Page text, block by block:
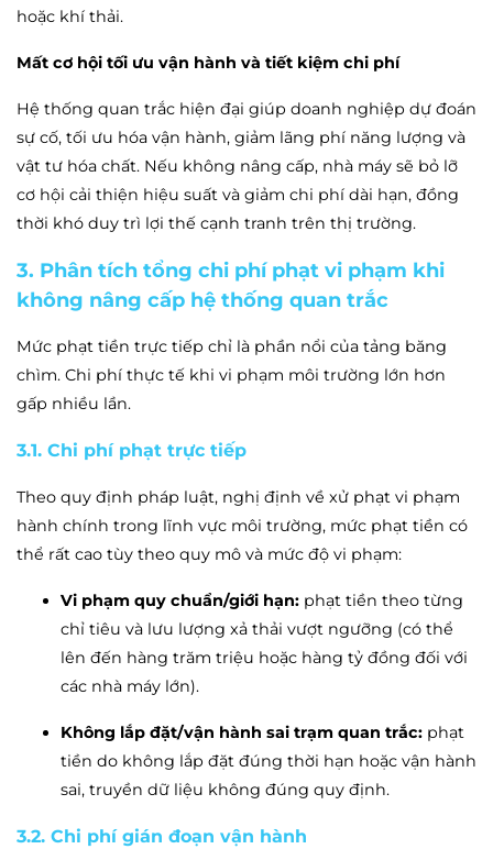
hoặc khí thải.
Mất cơ hội tối ưu vận hành và tiết kiệm chi phí
Hệ thống quan trắc hiện đại giúp doanh nghiệp dự đoán
sự cố, tối ưu hóa vận hành, giảm lãng phí năng lượng và
vật tư hóa chất. Nếu không nâng cấp, nhà máy sẽ bỏ lỡ
cơ hội cải thiện hiệu suất và giảm chi phí dài hạn, đồng
thời khó duy trì lợi thế cạnh tranh trên thị trường.
3. Phân tích tổng chi phí phạt vi phạm khi
không nâng cấp hệ thống quan trắc
Mức phạt tiền trực tiếp chỉ là phần nổi của tảng băng
chìm. Chi phí thực tế khi vi phạm môi trường lớn hơn
gấp nhiều lần.
3.1. Chi phí phạt trực tiếp
Theo quy định pháp luật, nghị định về xử phạt vi phạm
hành chính trong lĩnh vực môi trường, mức phạt tiền có
thể rất cao tùy theo quy mô và mức độ vi phạm:
Vi phạm quy chuẩn/giới hạn: phạt tiền theo từng
chỉ tiêu và lưu lượng xả thải vượt ngưỡng (có thể
lên đến hàng trăm triệu hoặc hàng tỷ đồng đối với
các nhà máy lớn).
Không lắp đặt/vận hành sai trạm quan trắc: phạt
tiền do không lắp đặt đúng thời hạn hoặc vận hành
sai, truyền dữ liệu không đúng quy định.
3.2. Chi phí gián đoạn vận hành